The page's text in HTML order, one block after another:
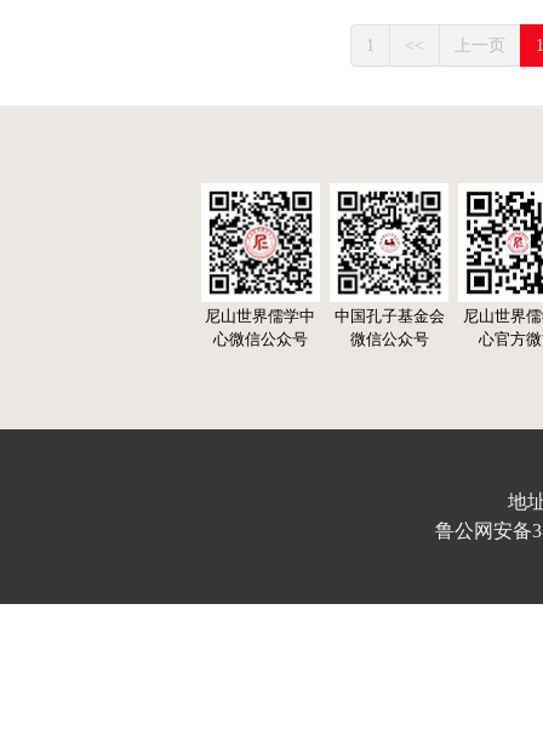
1 << 上一页 1
尼山世界儒学中
心微信公众号
中国孔子基金会
微信公众号
尼山世界
心官方
地
鲁公网安备